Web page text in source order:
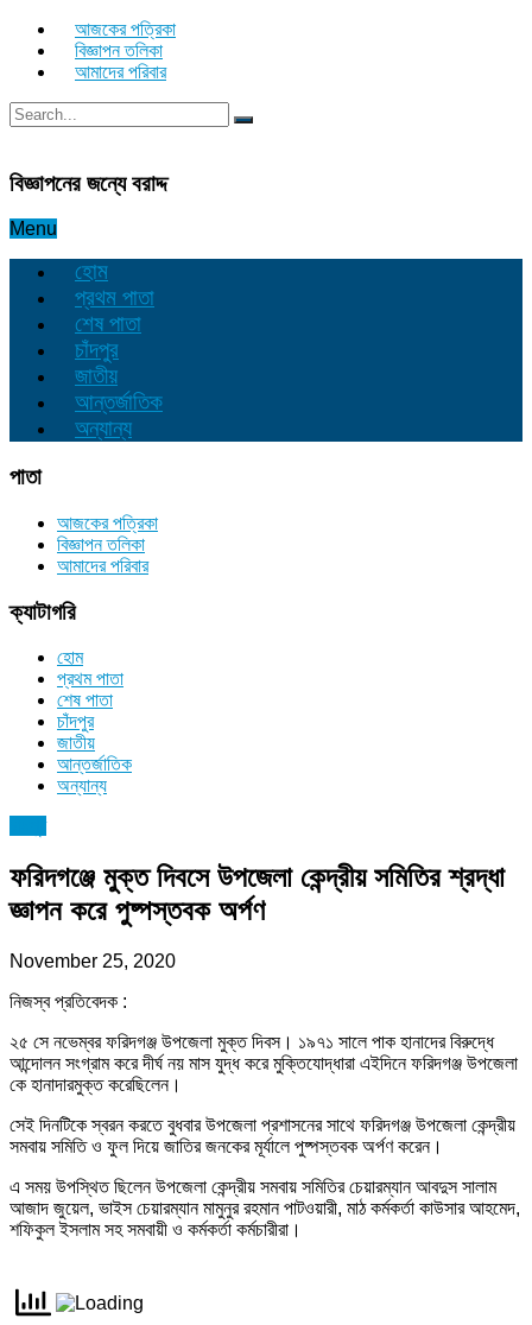
আজকের পত্রিকা
বিজ্ঞাপন তলিকা
আমাদের পরিবার
বিজ্ঞাপনের জন্যে বরাদ্দ
Menu
হোম
প্রথম পাতা
শেষ পাতা
চাঁদপুর
জাতীয়
আন্তর্জাতিক
অন্যান্য
পাতা
আজকের পত্রিকা
বিজ্ঞাপন তলিকা
আমাদের পরিবার
ক্যাটাগরি
হোম
প্রথম পাতা
শেষ পাতা
চাঁদপুর
জাতীয়
আন্তর্জাতিক
অন্যান্য
ফরিদগঞ্জে মুক্ত দিবসে উপজেলা কেন্দ্রীয় সমিতির শ্রদ্ধা
জ্ঞাপন করে পুষ্পস্তবক অর্পণ
November 25, 2020
নিজস্ব প্রতিবেদক :
২৫ সে নভেম্বর ফরিদগঞ্জ উপজেলা মুক্ত দিবস। ১৯৭১ সালে পাক হানাদের বিরুদ্ধে
আন্দোলন সংগ্রাম করে দীর্ঘ নয় মাস যুদ্ধ করে মুক্তিযোদ্ধারা এইদিনে ফরিদগঞ্জ উপজেলা
কে হানাদারমুক্ত করেছিলেন।
সেই দিনটিকে স্বরন করতে বুধবার উপজেলা প্রশাসনের সাথে ফরিদগঞ্জ উপজেলা কেন্দ্রীয়
সমবায় সমিতি ও ফুল দিয়ে জাতির জনকের মূর্যালে পুষ্পস্তবক অর্পণ করেন।
এ সময় উপস্থিত ছিলেন উপজেলা কেন্দ্রীয় সমবায় সমিতির চেয়ারম্যান আবদুস সালাম
আজাদ জুয়েল, ভাইস চেয়ারম্যান মামুনুর রহমান পাটওয়ারী, মাঠ কর্মকর্তা কাউসার আহমেদ,
শফিকুল ইসলাম সহ সমবায়ী ও কর্মকর্তা কর্মচারীরা।